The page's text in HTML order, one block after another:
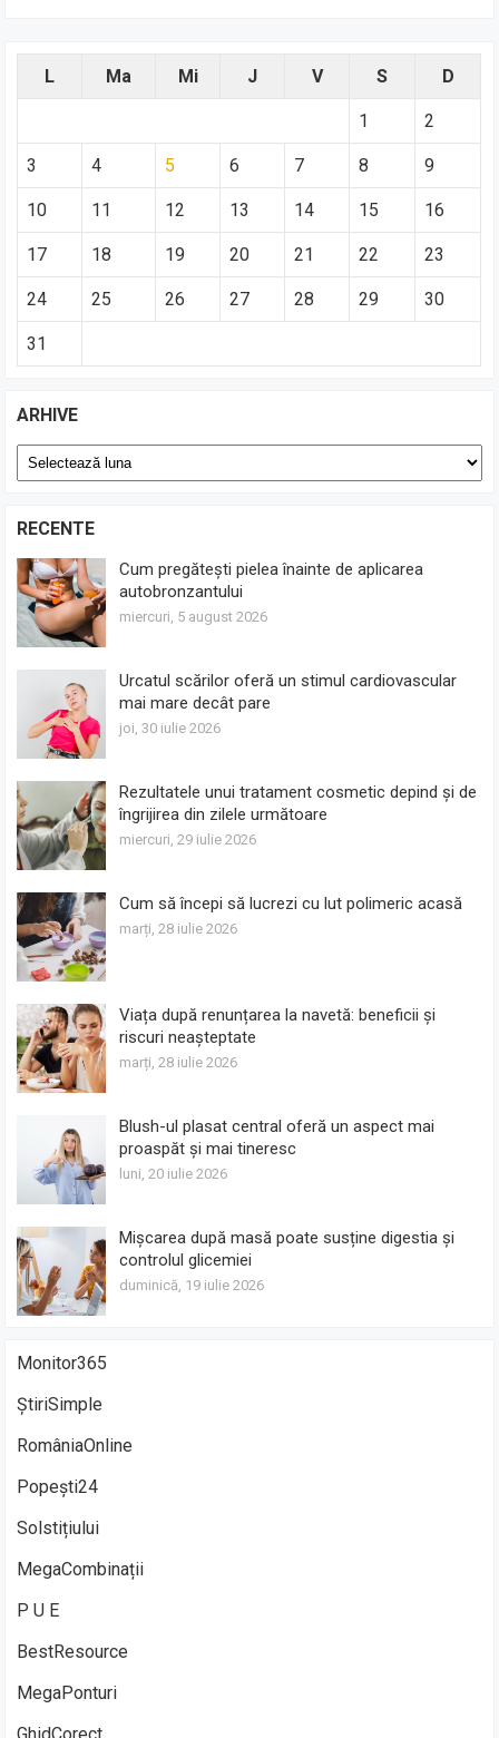
L Ma Mi J V S D
1 2
3 4 5 6 7 8 9
10 11 12 13 14 15 16
17 18 19 20 21 22 23
24 25 26 27 28 29 30
31
ARHIVE
Arhive
RECENTE
Cum pregătești pielea înainte de aplicarea
autobronzantului
miercuri, 5 august 2026
Urcatul scărilor oferă un stimul cardiovascular
mai mare decât pare
joi, 30 iulie 2026
Rezultatele unui tratament cosmetic depind și de
îngrijirea din zilele următoare
miercuri, 29 iulie 2026
Cum să începi să lucrezi cu lut polimeric acasă
marți, 28 iulie 2026
Viața după renunțarea la navetă: beneficii și
riscuri neașteptate
marți, 28 iulie 2026
Blush-ul plasat central oferă un aspect mai
proaspăt și mai tineresc
luni, 20 iulie 2026
Mișcarea după masă poate susține digestia și
controlul glicemiei
duminică, 19 iulie 2026
Monitor365
ȘtiriSimple
RomâniaOnline
Popești24
Solstițiului
MegaCombinații
P U E
BestResource
MegaPonturi
GhidCorect